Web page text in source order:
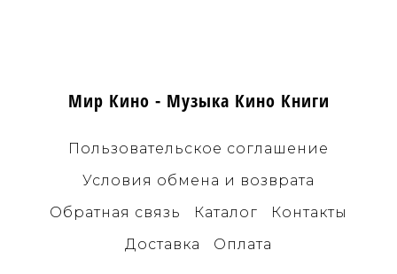
Мир Кино - Музыка Кино Книги
Пользовательское соглашение
Условия обмена и возврата
Обратная связь
Каталог
Контакты
Доставка
Оплата